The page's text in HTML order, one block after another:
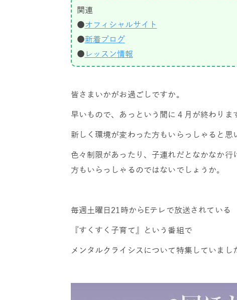
関連
●オフィシャルサイト
●新着ブログ
●レッスン情報
皆さまいかがお過ごしですか。
早いもので、あっという間に４月が終わりま
新しく環境が変わった方もいらっしゃると
色々制限があったり、子連れだとなかなか
方もいらっしゃるのではないでしょうか。
毎週土曜日21時からEテレで放送されている
『すくすく子育て』という番組で
メンタルクライシスについて特集していまし